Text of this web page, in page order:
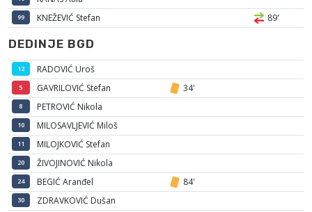
99 KNEŽEVIĆ Stefan 89'
DEDINJE BGD
12 RADOVIĆ Uroš
5 GAVRILOVIĆ Stefan 34'
8 PETROVIĆ Nikola
10 MILOSAVLJEVIĆ Miloš
11 MILOJKOVIĆ Stefan
20 ŽIVOJINOVIĆ Nikola
24 BEGIĆ Aranđel 84'
30 ZDRAVKOVIĆ Dušan